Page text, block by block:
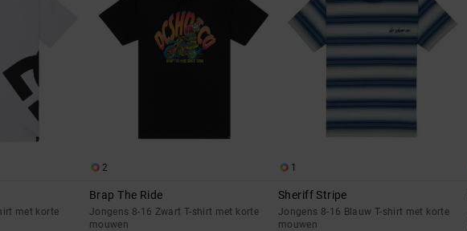
met korte
2
Brap The Ride
Jongens 8-16 Zwart T-shirt met korte
mouwen
1
Sheriff Stripe
Jongens 8-16 Blauw T-shirt met korte
mouwen